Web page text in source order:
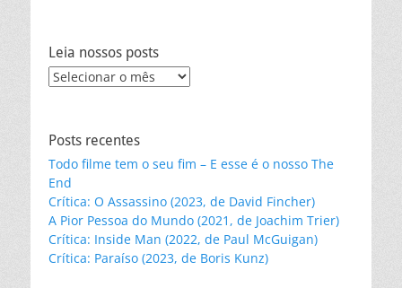
Leia nossos posts
Leia
Posts recentes
Todo filme tem o seu fim – E esse é o nosso The
End
Crítica: O Assassino (2023, de David Fincher)
A Pior Pessoa do Mundo (2021, de Joachim Trier)
Crítica: Inside Man (2022, de Paul McGuigan)
Crítica: Paraíso (2023, de Boris Kunz)